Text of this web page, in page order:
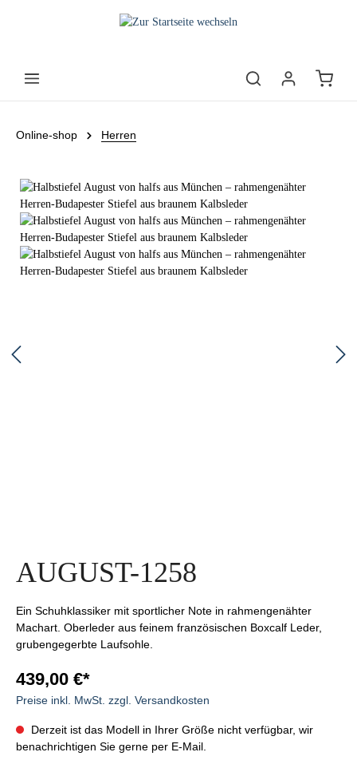
Online-shop Herren
AUGUST-1258
Ein Schuhklassiker mit sportlicher Note in rahmengenähter
Machart. Oberleder aus feinem französischen Boxcalf Leder,
grubengegerbte Laufsohle.
439,00 €*
Preise inkl. MwSt. zzgl. Versandkosten
Derzeit ist das Modell in Ihrer Größe nicht verfügbar, wir
benachrichtigen Sie gerne per E-Mail.